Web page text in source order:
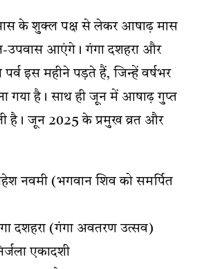
के शुक्ल पक्ष से लेकर आषाढ़ मास
आएंगे। गंगा दशहरा और
इस महीने पड़ते हैं, जिन्हें वर्षभर
गया है। साथ ही जून में आषाढ़ गुप्त
है। जून 2025 के प्रमुख व्रत और
नवमी (भगवान शिव को समर्पित
दशहरा (गंगा अवतरण उत्सव)
एकादशी